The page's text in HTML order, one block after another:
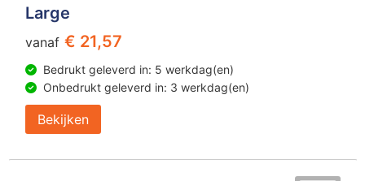
Large
vanaf € 21,57
Bedrukt geleverd in: 5 werkdag(en)
Onbedrukt geleverd in: 3 werkdag(en)
Bekijken